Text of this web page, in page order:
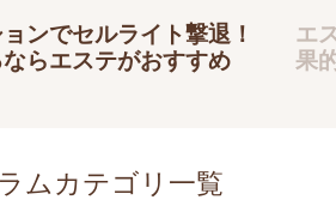
ンでセルライト撃退！
らエステがおすすめ
エ
果
ムカテゴリ一覧